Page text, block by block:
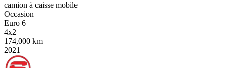
camion à caisse mobile
Occasion
Euro 6
4x2
174,000 km
2021